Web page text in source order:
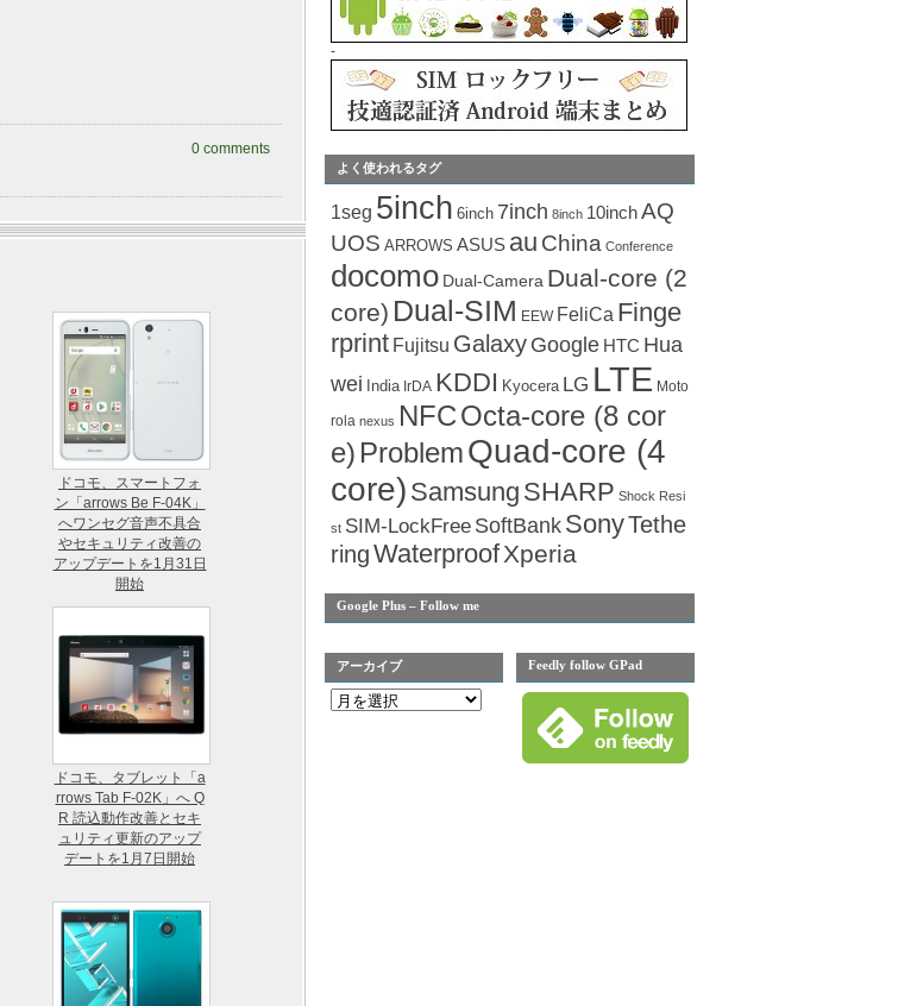
0 comments
ドコモ、スマートフォ
ン「arrows Be F-04K」
へワンセグ音声不具合
やセキュリティ改善の
アップデートを1月31日
開始
ドコモ、タブレット「a
rrows Tab F-02K」へ Q
R 読込動作改善とセキ
ュリティ更新のアップ
デートを1月7日開始
-
よく使われるタグ
1seg 5inch 6inch 7inch 8inch 10inchAQ
UOS ARROWS ASUS au China Conference
docomo Dual-Camera Dual-core (2
core) Dual-SIM EEW FeliCa Finge
rprint Fujitsu Galaxy Google HTC Hua
wei India IrDA KDDI Kyocera LG LTE Moto
rola nexus NFCOcta-core (8 cor
e) ProblemQuad-core (4
core) Samsung SHARP Shock Resi
st SIM-LockFree SoftBank SonyTethe
ringWaterproofXperia
Google Plus – Follow me
アーカイブ Feedly follow GPad